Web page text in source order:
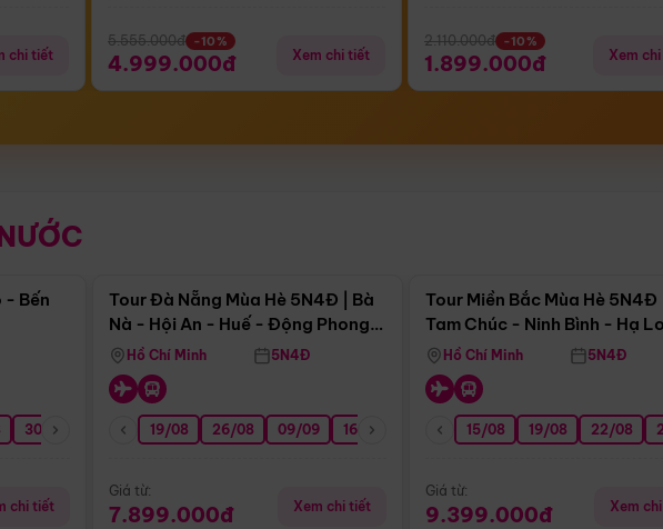
chi tiết
5.555.000đ -10%
4.999.000đ Xem chi tiết
2.110.000đ -10%
1.899.000đ Xem
nổi bật
- Bến
30/08 06/09 13/09 20/09 27/09
chi tiết
Tour Đà Nẵng Mùa Hè 5N4Đ | Bà
Nà - Hội An - Huế - Động Phong
NhaHồ Chí Minh 5N4Đ
19/08 26/08 09/09 16/09 23/09 30/09 07/10 14/10
Giá từ:
7.899.000đ Xem chi tiết
Tour Miền Bắc Mùa Hè 5N4Đ |
Tam Chúc - Ninh Bình - Hạ
Hồ Chí Minh 5N4Đ
15/08 19/08 22/08
Giá từ:
9.399.000đ Xem